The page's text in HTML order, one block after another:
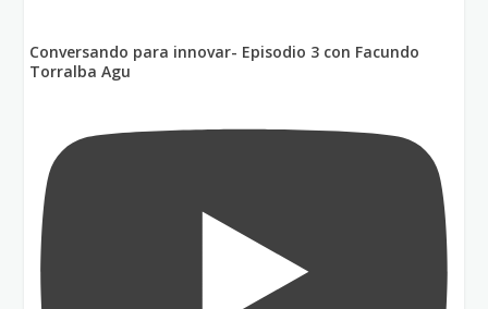
Conversando para innovar- Episodio 3 con Facundo
Torralba Agu